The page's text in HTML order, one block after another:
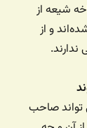
شیعه از
و از
تواند صاحب